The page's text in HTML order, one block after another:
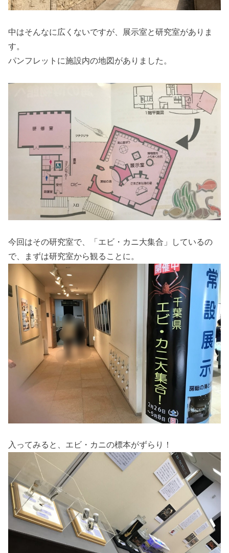
中はそんなに広くないですが、展示室と研究室がありま
す。
パンフレットに施設内の地図がありました。
今回はその研究室で、「エビ・カニ大集合」しているの
で、まずは研究室から観ることに。
入ってみると、エビ・カニの標本がずらり！